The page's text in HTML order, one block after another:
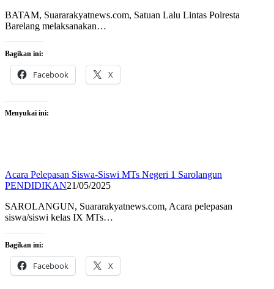
BATAM, Suararakyatnews.com, Satuan Lalu Lintas Polresta
Barelang melaksanakan…
Bagikan ini:
Facebook X
Menyukai ini:
Acara Pelepasan Siswa-Siswi MTs Negeri 1 Sarolangun
PENDIDIKAN21/05/2025
SAROLANGUN, Suararakyatnews.com, Acara pelepasan
siswa/siswi kelas IX MTs…
Bagikan ini:
Facebook X